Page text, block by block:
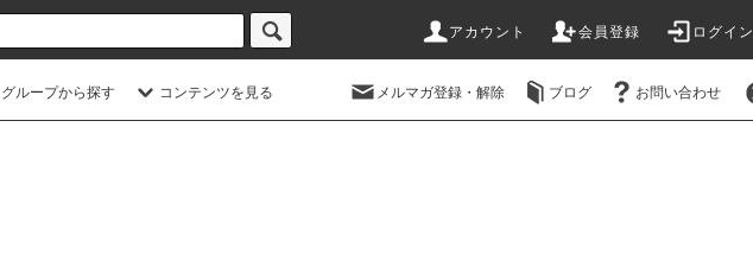
アカウント 会員登録 ログイン
グループから探す コンテンツを見る メルマガ登録・解除 ブログ お問い合わせ